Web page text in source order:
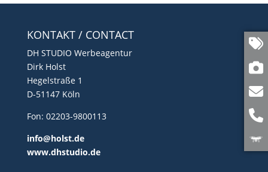
KONTAKT / CONTACT
DH STUDIO Werbeagentur
Dirk Holst
Hegelstraße 1
D-51147 Köln
Fon: 02203-9800113
info@holst.de
www.dhstudio.de